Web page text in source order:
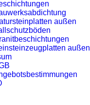
außen
außen